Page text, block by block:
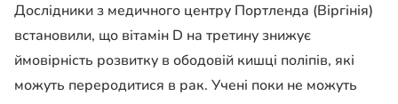
Дослідники з медичного центру Портленда (Віргінія)
встановили, що вітамін D на третину знижує
ймовірність розвитку в ободовій кишці поліпів, які
можуть переродитися в рак. Учені поки не можуть